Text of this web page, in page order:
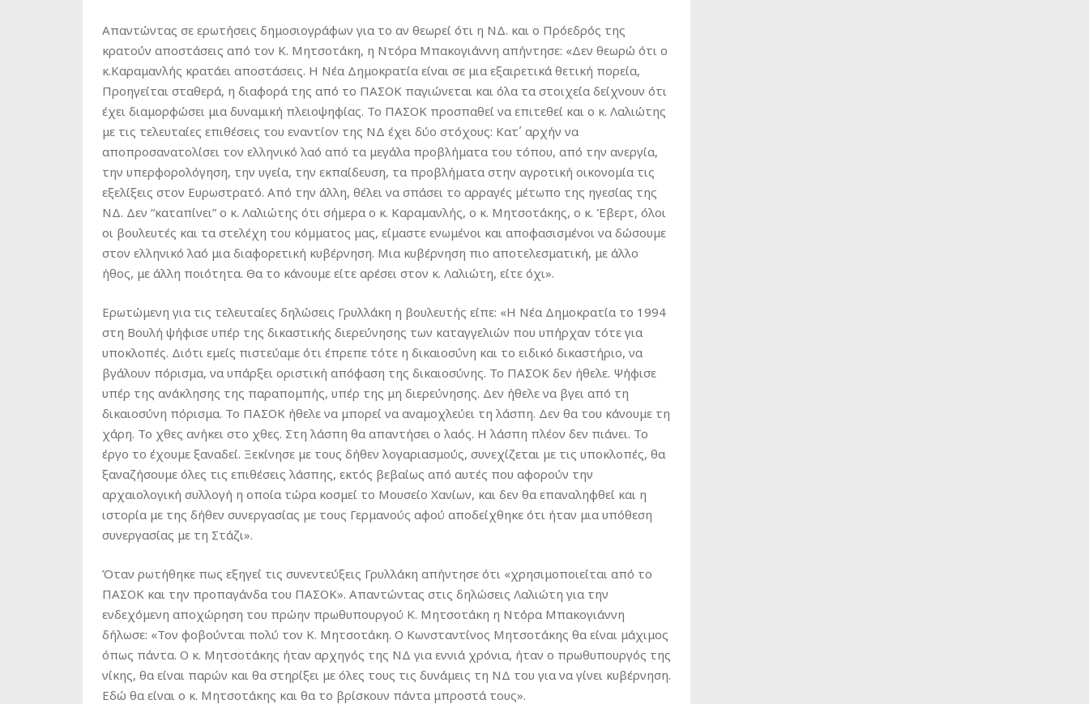
Απαντώντας σε ερωτήσεις δημοσιογράφων για το αν θεωρεί ότι η ΝΔ. και ο Πρόεδρός της
κρατούν αποστάσεις από τον Κ. Μητσοτάκη, η Ντόρα Μπακογιάννη απήντησε: «Δεν θεωρώ ότι ο
κ.Καραμανλής κρατάει αποστάσεις. Η Νέα Δημοκρατία είναι σε μια εξαιρετικά θετική πορεία,
Προηγείται σταθερά, η διαφορά της από το ΠΑΣΟΚ παγιώνεται και όλα τα στοιχεία δείχνουν ότι
έχει διαμορφώσει μια δυναμική πλειοψηφίας. Το ΠΑΣΟΚ προσπαθεί να επιτεθεί και ο κ. Λαλιώτης
με τις τελευταίες επιθέσεις του εναντίον της ΝΔ έχει δύο στόχους: Κατ΄ αρχήν να
αποπροσανατολίσει τον ελληνικό λαό από τα μεγάλα προβλήματα του τόπου, από την ανεργία,
την υπερφορολόγηση, την υγεία, την εκπαίδευση, τα προβλήματα στην αγροτική οικονομία τις
εξελίξεις στον Ευρωστρατό. Από την άλλη, θέλει να σπάσει το αρραγές μέτωπο της ηγεσίας της
ΝΔ. Δεν “καταπίνει” ο κ. Λαλιώτης ότι σήμερα ο κ. Καραμανλής, ο κ. Μητσοτάκης, ο κ. Έβερτ, όλοι
οι βουλευτές και τα στελέχη του κόμματος μας, είμαστε ενωμένοι και αποφασισμένοι να δώσουμε
στον ελληνικό λαό μια διαφορετική κυβέρνηση. Μια κυβέρνηση πιο αποτελεσματική, με άλλο
ήθος, με άλλη ποιότητα. Θα το κάνουμε είτε αρέσει στον κ. Λαλιώτη, είτε όχι».
Ερωτώμενη για τις τελευταίες δηλώσεις Γρυλλάκη η βουλευτής είπε: «Η Νέα Δημοκρατία το 1994
στη Βουλή ψήφισε υπέρ της δικαστικής διερεύνησης των καταγγελιών που υπήρχαν τότε για
υποκλοπές. Διότι εμείς πιστεύαμε ότι έπρεπε τότε η δικαιοσύνη και το ειδικό δικαστήριο, να
βγάλουν πόρισμα, να υπάρξει οριστική απόφαση της δικαιοσύνης. Το ΠΑΣΟΚ δεν ήθελε. Ψήφισε
υπέρ της ανάκλησης της παραπομπής, υπέρ της μη διερεύνησης. Δεν ήθελε να βγει από τη
δικαιοσύνη πόρισμα. Το ΠΑΣΟΚ ήθελε να μπορεί να αναμοχλεύει τη λάσπη. Δεν θα του κάνουμε τη
χάρη. Το χθες ανήκει στο χθες. Στη λάσπη θα απαντήσει ο λαός. Η λάσπη πλέον δεν πιάνει. Το
έργο το έχουμε ξαναδεί. Ξεκίνησε με τους δήθεν λογαριασμούς, συνεχίζεται με τις υποκλοπές, θα
ξαναζήσουμε όλες τις επιθέσεις λάσπης, εκτός βεβαίως από αυτές που αφορούν την
αρχαιολογική συλλογή η οποία τώρα κοσμεί το Μουσείο Χανίων, και δεν θα επαναληφθεί και η
ιστορία με της δήθεν συνεργασίας με τους Γερμανούς αφού αποδείχθηκε ότι ήταν μια υπόθεση
συνεργασίας με τη Στάζι».
Όταν ρωτήθηκε πως εξηγεί τις συνεντεύξεις Γρυλλάκη απήντησε ότι «χρησιμοποιείται από το
ΠΑΣΟΚ και την προπαγάνδα του ΠΑΣΟΚ». Απαντώντας στις δηλώσεις Λαλιώτη για την
ενδεχόμενη αποχώρηση του πρώην πρωθυπουργού Κ. Μητσοτάκη η Ντόρα Μπακογιάννη
δήλωσε: «Τον φοβούνται πολύ τον Κ. Μητσοτάκη. Ο Κωνσταντίνος Μητσοτάκης θα είναι μάχιμος
όπως πάντα. Ο κ. Μητσοτάκης ήταν αρχηγός της ΝΔ για εννιά χρόνια, ήταν ο πρωθυπουργός της
νίκης, θα είναι παρών και θα στηρίξει με όλες τους τις δυνάμεις τη ΝΔ του για να γίνει κυβέρνηση.
Εδώ θα είναι ο κ. Μητσοτάκης και θα το βρίσκουν πάντα μπροστά τους».